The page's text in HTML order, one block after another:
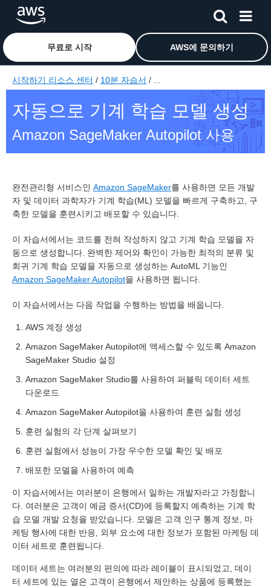
메인 콘텐츠로 건너뛰기
무료로 시작 AWS에 문의하기
시작하기 리소스 센터 / 10분 자습서 / ...
자동으로 기계 학습 모델 생성
Amazon SageMaker Autopilot 사용
완전관리형 서비스인 Amazon SageMaker를 사용하면 모든 개발
자 및 데이터 과학자가 기계 학습(ML) 모델을 빠르게 구축하고, 구
축한 모델을 훈련시키고 배포할 수 있습니다.
이 자습서에서는 코드를 전혀 작성하지 않고 기계 학습 모델을 자
동으로 생성합니다. 완벽한 제어와 확인이 가능한 최적의 분류 및
회귀 기계 학습 모델을 자동으로 생성하는 AutoML 기능인
Amazon SageMaker Autopilot을 사용하면 됩니다.
이 자습서에서는 다음 작업을 수행하는 방법을 배웁니다.
AWS 계정 생성
Amazon SageMaker Autopilot에 액세스할 수 있도록 Amazon
SageMaker Studio 설정
Amazon SageMaker Studio를 사용하여 퍼블릭 데이터 세트
다운로드
Amazon SageMaker Autopilot을 사용하여 훈련 실험 생성
훈련 실험의 각 단계 살펴보기
훈련 실험에서 성능이 가장 우수한 모델 확인 및 배포
배포한 모델을 사용하여 예측
이 자습서에서는 여러분이 은행에서 일하는 개발자라고 가정합니
다. 여러분은 고객이 예금 증서(CD)에 등록할지 예측하는 기계 학
습 모델 개발 요청을 받았습니다. 모델은 고객 인구 통계 정보, 마
케팅 행사에 대한 반응, 외부 요소에 대한 정보가 포함된 마케팅 데
이터 세트로 훈련됩니다.
데이터 세트는 여러분의 편의에 따라 레이블이 표시되었고, 데이
터 세트에 있는 열은 고객이 은행에서 제안하는 상품에 등록했는